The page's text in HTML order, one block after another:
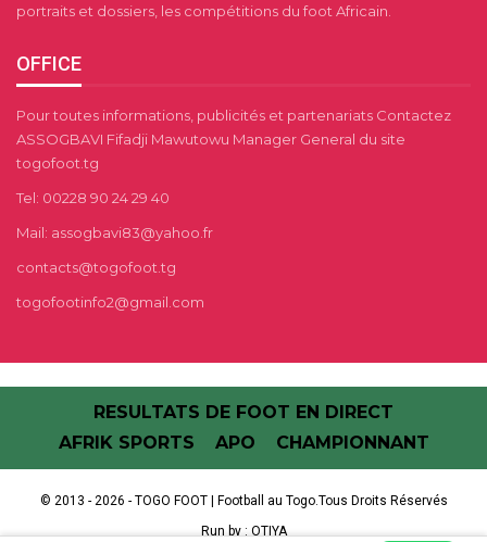
portraits et dossiers, les compétitions du foot Africain.
OFFICE
Pour toutes informations, publicités et partenariats Contactez
ASSOGBAVI Fifadji Mawutowu Manager General du site
togofoot.tg
Tel: 00228 90 24 29 40
Mail: assogbavi83@yahoo.fr
contacts@togofoot.tg
togofootinfo2@gmail.com
RESULTATS DE FOOT EN DIRECT
AFRIK SPORTS
APO CHAMPIONNANT
© 2013 - 2026 - TOGO FOOT | Football au Togo.Tous Droits Réservés
Run by : OTIYA